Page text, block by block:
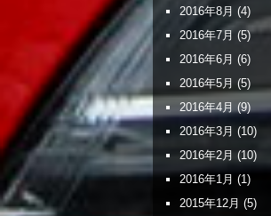
2016年8月 (4)
2016年7月 (5)
2016年6月 (6)
2016年5月 (5)
2016年4月 (9)
2016年3月 (10)
2016年2月 (10)
2016年1月 (1)
2015年12月 (5)